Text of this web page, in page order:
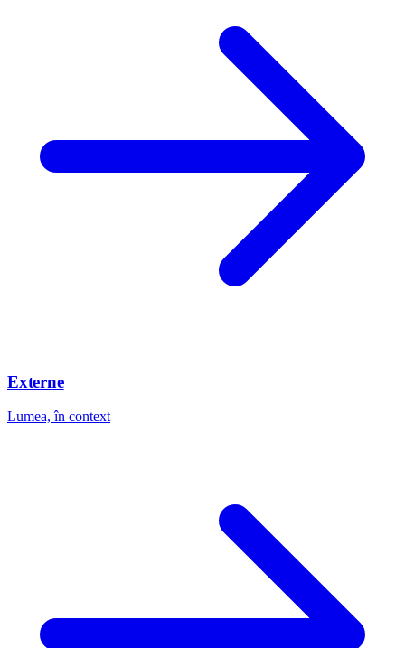
Externe
Lumea, în context